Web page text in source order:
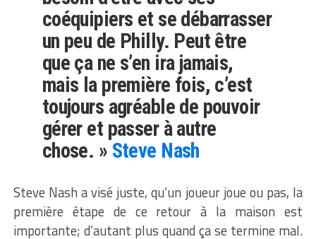
coéquipiers et se débarrasser
un peu de Philly. Peut être
que ça ne s’en ira jamais,
mais la première fois, c’est
toujours agréable de pouvoir
gérer et passer à autre
chose. » Steve Nash
Steve Nash a visé juste, qu’un joueur joue ou pas, la
première étape de ce retour à la maison est
importante; d’autant plus quand ça se termine mal.